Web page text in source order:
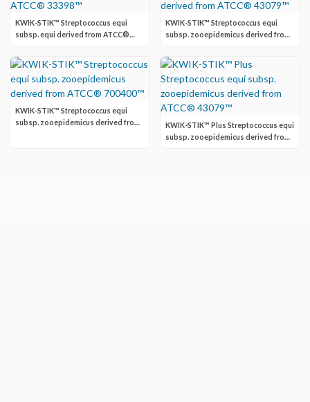
KWIK-STIK™ Streptococcus equi
subsp. equi derived from ATCC®
KWIK-STIK™ Streptococcus equi
subsp. zooepidemicus derived from
KWIK-STIK™ Streptococcus equi
subsp. zooepidemicus derived from
KWIK-STIK™ Plus Streptococcus equi
subsp. zooepidemicus derived from